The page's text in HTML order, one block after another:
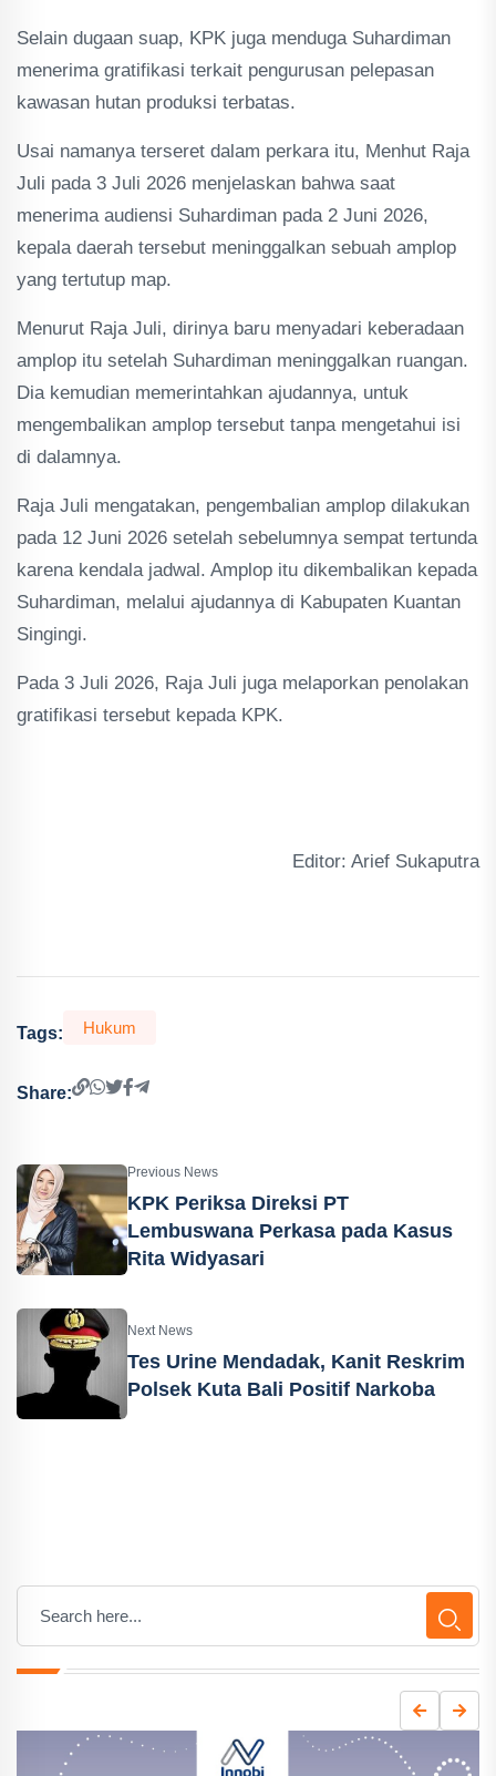
Selain dugaan suap, KPK juga menduga Suhardiman
menerima gratifikasi terkait pengurusan pelepasan
kawasan hutan produksi terbatas.
Usai namanya terseret dalam perkara itu, Menhut Raja
Juli pada 3 Juli 2026 menjelaskan bahwa saat
menerima audiensi Suhardiman pada 2 Juni 2026,
kepala daerah tersebut meninggalkan sebuah amplop
yang tertutup map.
Menurut Raja Juli, dirinya baru menyadari keberadaan
amplop itu setelah Suhardiman meninggalkan ruangan.
Dia kemudian memerintahkan ajudannya, untuk
mengembalikan amplop tersebut tanpa mengetahui isi
di dalamnya.
Raja Juli mengatakan, pengembalian amplop dilakukan
pada 12 Juni 2026 setelah sebelumnya sempat tertunda
karena kendala jadwal. Amplop itu dikembalikan kepada
Suhardiman, melalui ajudannya di Kabupaten Kuantan
Singingi.
Pada 3 Juli 2026, Raja Juli juga melaporkan penolakan
gratifikasi tersebut kepada KPK.
Editor: Arief Sukaputra
Tags: Hukum
Share:
Previous News
KPK Periksa Direksi PT
Lembuswana Perkasa pada Kasus
Rita Widyasari
Next News
Tes Urine Mendadak, Kanit Reskrim
Polsek Kuta Bali Positif Narkoba